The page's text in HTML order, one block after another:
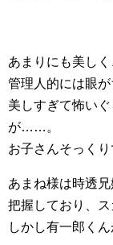
あまりにも美し
管理人的には眼
美しすぎて怖い
が……。
お子さんそっくり
あまね様は時透
把握しており、ス
しかし有一郎く